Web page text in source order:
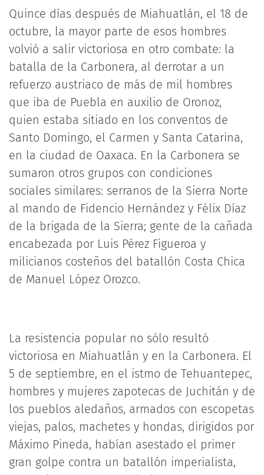
Quince días después de Miahuatlán, el 18 de
octubre, la mayor parte de esos hombres
volvió a salir victoriosa en otro combate: la
batalla de la Carbonera, al derrotar a un
refuerzo austriaco de más de mil hombres
que iba de Puebla en auxilio de Oronoz,
quien estaba sitiado en los conventos de
Santo Domingo, el Carmen y Santa Catarina,
en la ciudad de Oaxaca. En la Carbonera se
sumaron otros grupos con condiciones
sociales similares: serranos de la Sierra Norte
al mando de Fidencio Hernández y Félix Díaz
de la brigada de la Sierra; gente de la cañada
encabezada por Luis Pérez Figueroa y
milicianos costeños del batallón Costa Chica
de Manuel López Orozco.
La resistencia popular no sólo resultó
victoriosa en Miahuatlán y en la Carbonera. El
5 de septiembre, en el istmo de Tehuantepec,
hombres y mujeres zapotecas de Juchitán y de
los pueblos aledaños, armados con escopetas
viejas, palos, machetes y hondas, dirigidos por
Máximo Pineda, habían asestado el primer
gran golpe contra un batallón imperialista,